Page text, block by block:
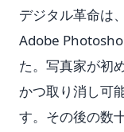
デジタル革命は
Adobe
た。写真家が初
かつ取り消し可
す。その後の数